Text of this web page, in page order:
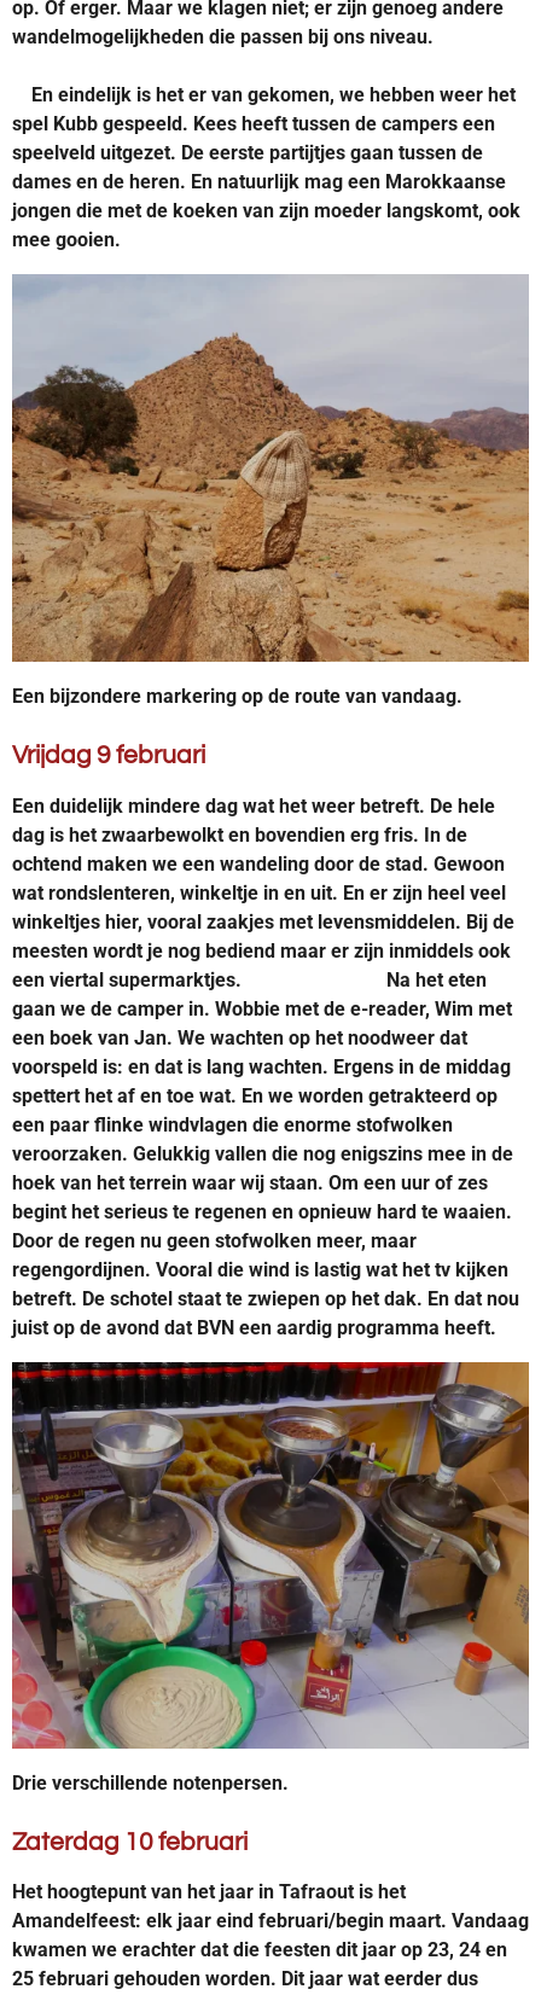
op. Of erger. Maar we klagen niet; er zijn genoeg andere
wandelmogelijkheden die passen bij ons niveau.
En eindelijk is het er van gekomen, we hebben weer het
spel Kubb gespeeld. Kees heeft tussen de campers een
speelveld uitgezet. De eerste partijtjes gaan tussen de
dames en de heren. En natuurlijk mag een Marokkaanse
jongen die met de koeken van zijn moeder langskomt, ook
mee gooien.
Een bijzondere markering op de route van vandaag.
Vrijdag 9 februari
Een duidelijk mindere dag wat het weer betreft. De hele
dag is het zwaarbewolkt en bovendien erg fris. In de
ochtend maken we een wandeling door de stad. Gewoon
wat rondslenteren, winkeltje in en uit. En er zijn heel veel
winkeltjes hier, vooral zaakjes met levensmiddelen. Bij de
meesten wordt je nog bediend maar er zijn inmiddels ook
een viertal supermarktjes. Na het eten
gaan we de camper in. Wobbie met de e-reader, Wim met
een boek van Jan. We wachten op het noodweer dat
voorspeld is: en dat is lang wachten. Ergens in de middag
spettert het af en toe wat. En we worden getrakteerd op
een paar flinke windvlagen die enorme stofwolken
veroorzaken. Gelukkig vallen die nog enigszins mee in de
hoek van het terrein waar wij staan. Om een uur of zes
begint het serieus te regenen en opnieuw hard te waaien.
Door de regen nu geen stofwolken meer, maar
regengordijnen. Vooral die wind is lastig wat het tv kijken
betreft. De schotel staat te zwiepen op het dak. En dat nou
juist op de avond dat BVN een aardig programma heeft.
Drie verschillende notenpersen.
Zaterdag 10 februari
Het hoogtepunt van het jaar in Tafraout is het
Amandelfeest: elk jaar eind februari/begin maart. Vandaag
kwamen we erachter dat die feesten dit jaar op 23, 24 en
25 februari gehouden worden. Dit jaar wat eerder dus